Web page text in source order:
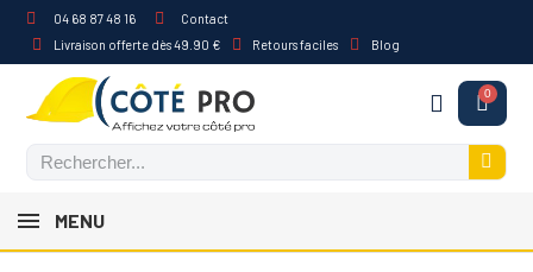
04 68 87 48 16
Contact
Livraison offerte dès 49.90 €
Retours faciles Blog
MENU